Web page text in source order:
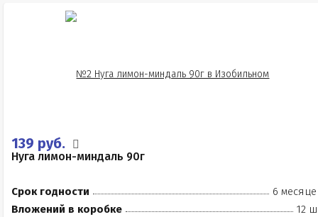
139 руб.
Нуга лимон-миндаль 90г
Срок годности
6
Вложений в коробке
12